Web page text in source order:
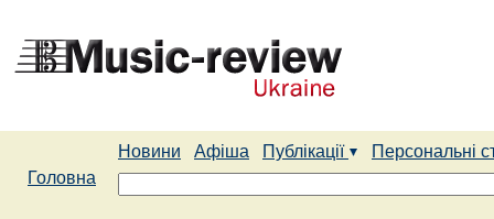
Новини Афіша Публікації
Персональні
Головна